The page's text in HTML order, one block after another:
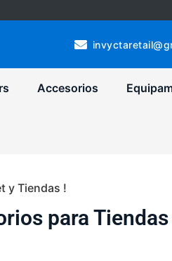
Accesorios
y Tiendas !
para Tiendas